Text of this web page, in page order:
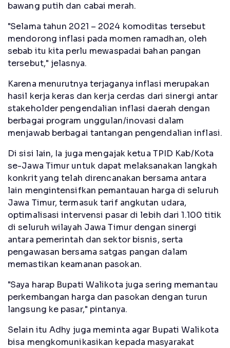
bawang putih dan cabai merah.
"Selama tahun 2021 – 2024 komoditas tersebut
mendorong inflasi pada momen ramadhan, oleh
sebab itu kita perlu mewaspadai bahan pangan
tersebut," jelasnya.
Karena menurutnya terjaganya inflasi merupakan
hasil kerja keras dan kerja cerdas dari sinergi antar
stakeholder pengendalian inflasi daerah dengan
berbagai program unggulan/inovasi dalam
menjawab berbagai tantangan pengendalian inflasi.
Di sisi lain, Ia juga mengajak ketua TPID Kab/Kota
se-Jawa Timur untuk dapat melaksanakan langkah
konkrit yang telah direncanakan bersama antara
lain mengintensifkan pemantauan harga di seluruh
Jawa Timur, termasuk tarif angkutan udara,
optimalisasi intervensi pasar di lebih dari 1.100 titik
di seluruh wilayah Jawa Timur dengan sinergi
antara pemerintah dan sektor bisnis, serta
pengawasan bersama satgas pangan dalam
memastikan keamanan pasokan.
"Saya harap Bupati Walikota juga sering memantau
perkembangan harga dan pasokan dengan turun
langsung ke pasar," pintanya.
Selain itu Adhy juga meminta agar Bupati Walikota
bisa mengkomunikasikan kepada masyarakat